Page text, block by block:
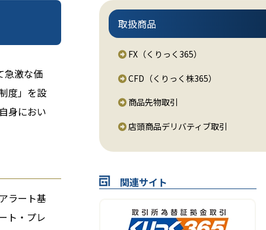
急激な価
度」を設
身におい
ラート基
ト・プレ
取扱商品
FX（くりっく365）
CFD（くりっく株365）
商品先物取引
店頭商品デリバティブ取引
関連サイト